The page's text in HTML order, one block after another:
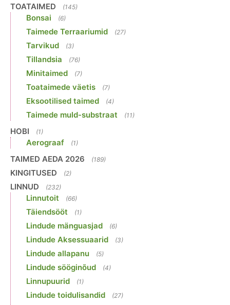
TOATAIMED (145)
Bonsai (6)
Taimede Terraariumid (27)
Tarvikud (3)
Tillandsia (76)
Minitaimed (7)
Toataimede väetis (7)
Eksootilised taimed (4)
Taimede muld-substraat (11)
HOBI (1)
Aerograaf (1)
TAIMED AEDA 2026 (189)
KINGITUSED (2)
LINNUD (232)
Linnutoit (66)
Täiendsööt (1)
Lindude mänguasjad (6)
Lindude Aksessuaarid (3)
Lindude allapanu (5)
Lindude sööginõud (4)
Linnupuurid (1)
Lindude toidulisandid (27)